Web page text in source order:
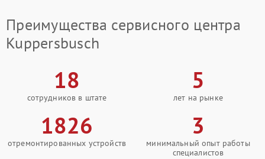
Преимущества сервисного центра
Kuppersbusch
18
сотрудников в штате
5
лет на рынке
1826
отремонтированных устройств
3
минимальный опыт работы
специалистов